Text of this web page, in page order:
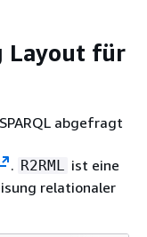
Layout für
abgefragt
. R2RML
ist eine
relationaler